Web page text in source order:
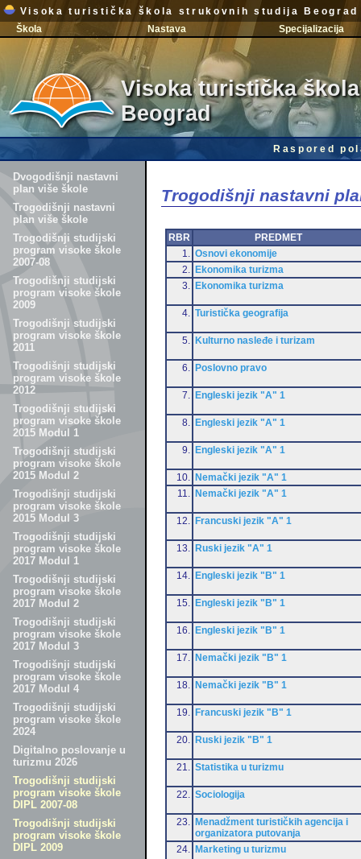
Visoka turistička škola strukovnih studija Beograd
Škola
Nastava Specijalizacija
Visoka turistička
Beograd
Raspored
Dvogodišnji nastavni
plan više škole
Trogodišnji nastavni
plan više škole
Trogodišnji studijski
program visoke škole
2007-08
Trogodišnji studijski
program visoke škole
2009
Trogodišnji studijski
program visoke škole
2011
Trogodišnji studijski
program visoke škole
2012
Trogodišnji studijski
program visoke škole
2015 Modul 1
Trogodišnji studijski
program visoke škole
2015 Modul 2
Trogodišnji studijski
program visoke škole
2015 Modul 3
Trogodišnji studijski
program visoke škole
2017 Modul 1
Trogodišnji studijski
program visoke škole
2017 Modul 2
Trogodišnji studijski
program visoke škole
2017 Modul 3
Trogodišnji studijski
program visoke škole
2017 Modul 4
Trogodišnji studijski
program visoke škole
2024
Digitalno poslovanje u
turizmu 2026
Trogodišnji studijski
program visoke škole
DIPL 2007-08
Trogodišnji studijski
program visoke škole
DIPL 2009
Trogodišnji nastavni
RBR
PREDMET
1.
Osnovi ekonomije
2.
Ekonomika turizma
3.
Ekonomika turizma
4. Turistička geografija
5. Kulturno nasleđe i turizam
6. Poslovno pravo
7. Engleski jezik "A" 1
8. Engleski jezik "A" 1
9. Engleski jezik "A" 1
10.
Nemački jezik "A" 1
11.
Nemački jezik "A" 1
12. Francuski jezik "A" 1
13. Ruski jezik "A" 1
14. Engleski jezik "B" 1
15. Engleski jezik "B" 1
16. Engleski jezik "B" 1
17. Nemački jezik "B" 1
18. Nemački jezik "B" 1
19. Francuski jezik "B" 1
20. Ruski jezik "B" 1
21. Statistika u turizmu
22. Sociologija
23.
Menadžment turističkih agencija i
organizatora putovanja
24.
Marketing u turizmu